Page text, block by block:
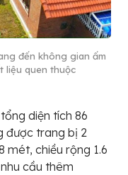
đến không gian ấm
liệu quen thuộc
diện tích 86
được trang bị 2
mét, chiều rộng 1.6
cầu thêm